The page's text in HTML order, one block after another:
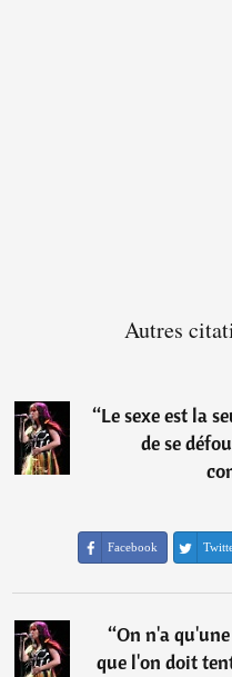
Autres
“Le sexe est la
de se
Facebook
“On n'a
que l'on doit